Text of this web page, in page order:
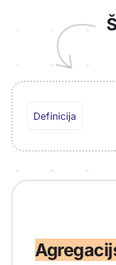
Definicija